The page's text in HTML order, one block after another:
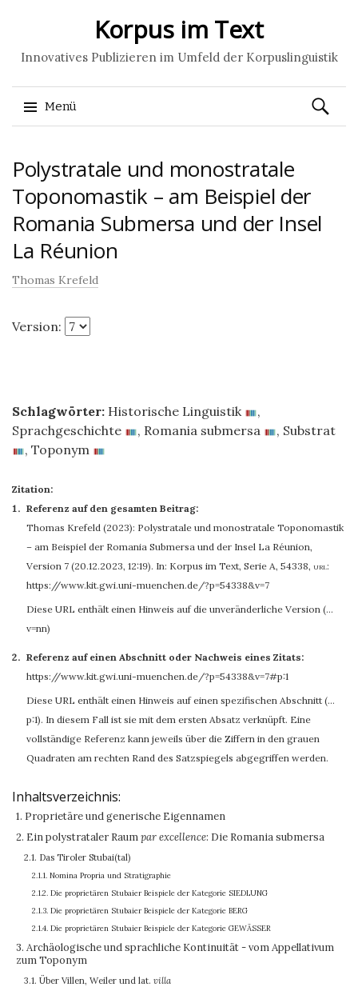
Korpus im Text
Innovatives Publizieren im Umfeld der Korpuslinguistik
Menü
zum
Inhalt
Suchen
nach:
Polystratale und monostratale
Toponomastik – am Beispiel der
Romania Submersa und der Insel
La Réunion
Thomas Krefeld
Version:
Schlagwörter: Historische Linguistik
,
Sprachgeschichte
, Romania submersa , Substrat
, Toponym
Zitation:
Referenz auf den gesamten Beitrag:
Thomas Krefeld (2023): Polystratale und monostratale Toponomastik
– am Beispiel der Romania Submersa und der Insel La Réunion,
Version 7 (20.12.2023, 12:19). In: Korpus im Text, Serie A, 54338, url:
https://www.kit.gwi.uni-muenchen.de/?p=54338&v=7
Diese URL enthält einen Hinweis auf die unveränderliche Version (…
v=nn)
Referenz auf einen Abschnitt oder Nachweis eines Zitats:
https://www.kit.gwi.uni-muenchen.de/?p=54338&v=7#p:1
Diese URL enthält einen Hinweis auf einen spezifischen Abschnitt (…
p:1). In diesem Fall ist sie mit dem ersten Absatz verknüpft. Eine
vollständige Referenz kann jeweils über die Ziffern in den grauen
Quadraten am rechten Rand des Satzspiegels abgegriffen werden.
Inhaltsverzeichnis:
1. Proprietäre und generische Eigennamen
2. Ein polystrataler Raumpar excellence: Die Romania submersa
2.1. Das Tiroler Stubai(tal)
2.1.1. Nomina Propria und Stratigraphie
2.1.2. Die proprietären Stubaier Beispiele der Kategorie SIEDLUNG
2.1.3. Die proprietären Stubaier Beispiele der Kategorie BERG
2.1.4. Die proprietären Stubaier Beispiele der Kategorie GEWÄSSER
3. Archäologische und sprachliche Kontinuität - vom Appellativum
zum Toponym
3.1. Über Villen, Weiler und lat. villa